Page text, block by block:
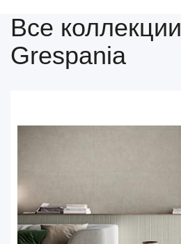
Все коллекции
Grespania